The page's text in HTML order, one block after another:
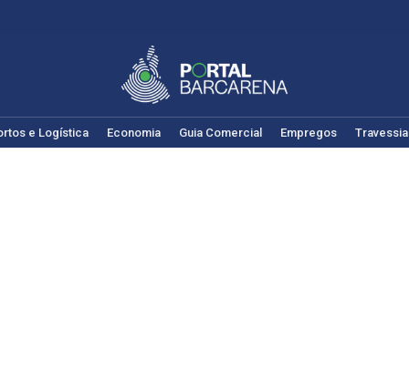
e Logística Economia Guia Comercial Empregos